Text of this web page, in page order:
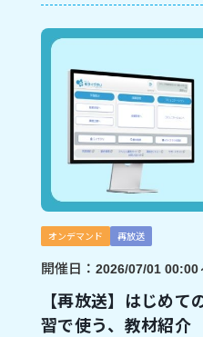
オンデマンド 再放送
開催日： 2026/07/01 00:00
【再放送】はじめ
習で使う、教材紹介